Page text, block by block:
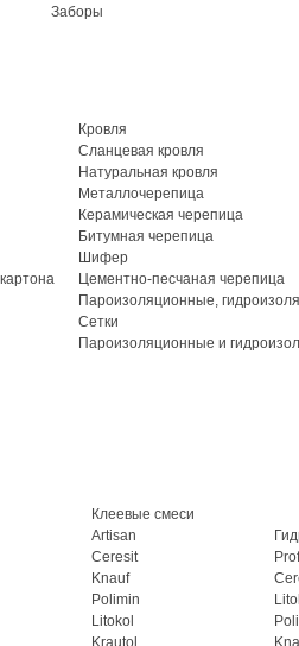
Заборы
Кровля
Сланцевая кровля
Натуральная кровля
Металлочерепица
Керамическая черепица
Битумная черепица
Шифер
Цементно-песчаная черепица
Пароизоляционные,
Сетки
Пароизоляционные и
Клеевые смеси
Artisan
Ceresit
Knauf
Polimin
Litokol
Krautol